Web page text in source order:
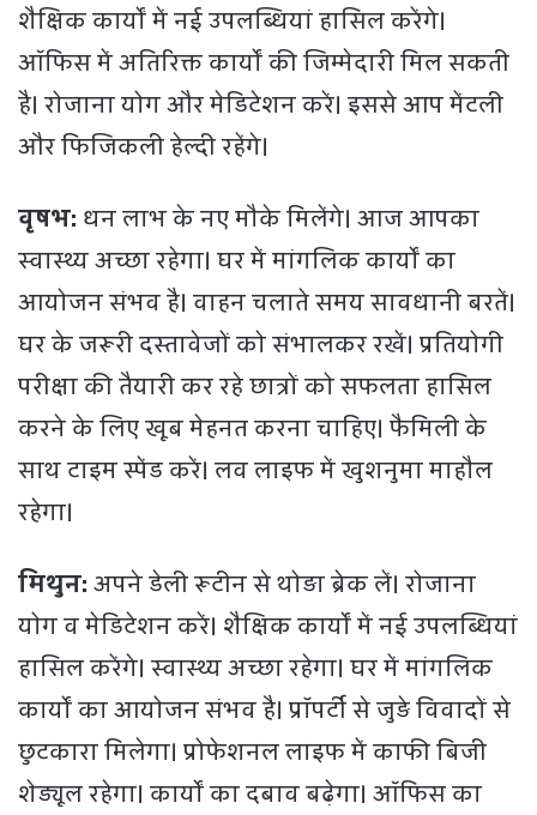
शैक्षिक कार्यों में नई उपलब्धियां हासिल करेंगे।
ऑफिस में अतिरिक्त कार्यों की जिम्मेदारी मिल सकती
है। रोजाना योग और मेडिटेशन करें। इससे आप मेंटली
और फिजिकली हेल्दी रहेंगे।
वृषभ: धन लाभ के नए मौके मिलेंगे। आज आपका
स्वास्थ्य अच्छा रहेगा। घर में मांगलिक कार्यों का
आयोजन संभव है। वाहन चलाते समय सावधानी बरतें।
घर के जरूरी दस्तावेजों को संभालकर रखें। प्रतियोगी
परीक्षा की तैयारी कर रहे छात्रों को सफलता हासिल
करने के लिए खूब मेहनत करना चाहिए। फैमिली के
साथ टाइम स्पेंड करें। लव लाइफ में खुशनुमा माहौल
रहेगा।
मिथुन:अपने डेली रूटीन से थोड़ा ब्रेक लें। रोजाना
योग व मेडिटेशन करें। शैक्षिक कार्यों में नई उपलब्धियां
हासिल करेंगे। स्वास्थ्य अच्छा रहेगा। घर में मांगलिक
कार्यों का आयोजन संभव है। प्रॉपर्टी से जुड़े विवादों से
छुटकारा मिलेगा। प्रोफेशनल लाइफ में काफी बिजी
शेड्यूल रहेगा। कार्यों का दबाव बढ़ेगा। ऑफिस का